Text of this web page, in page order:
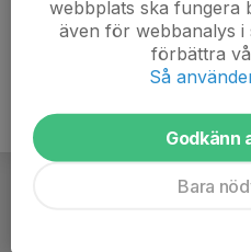
webbplats ska fungera
även för webbanalys i
förbättra
Så
Godkänn
Bara